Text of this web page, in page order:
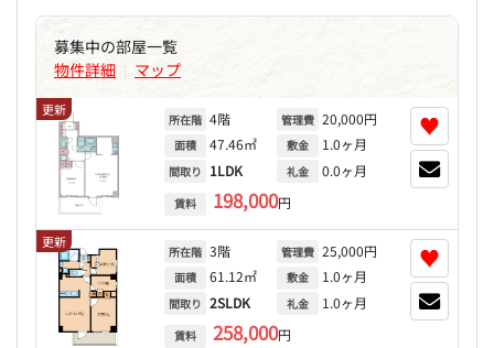
募集中の部屋一覧
物件詳細 | マップ
更新
所在階 4階
面積 47.46㎡
間取り 1LDK
賃料 198,000円
管理費 20,000円
敷金 1.0ヶ月
礼金 0.0ヶ月
♥
更新
所在階 3階
面積 61.12㎡
間取り 2SLDK
賃料 258,000円
管理費 25,000円
敷金 1.0ヶ月
礼金 1.0ヶ月
♥